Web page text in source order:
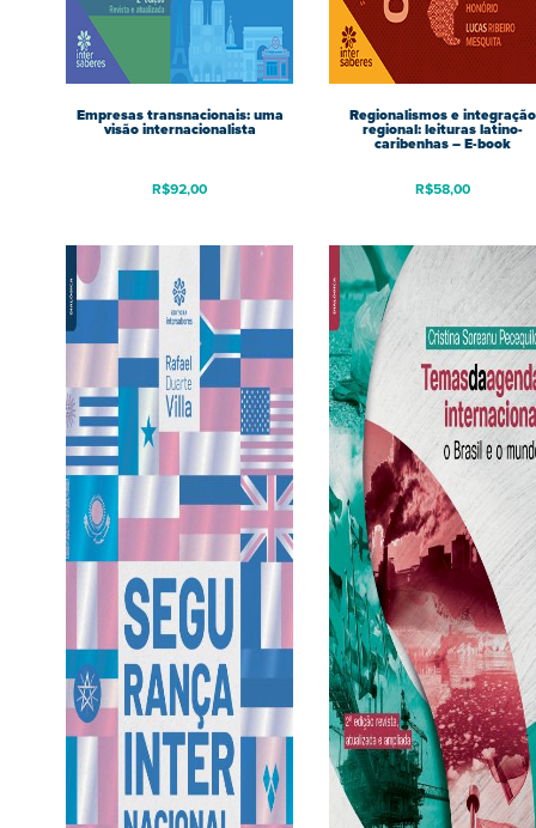
Empresas transnacionais: uma
visão internacionalista
R$92,00
Regionalismos e integração
regional: leituras latino-
caribenhas – E-book
R$58,00